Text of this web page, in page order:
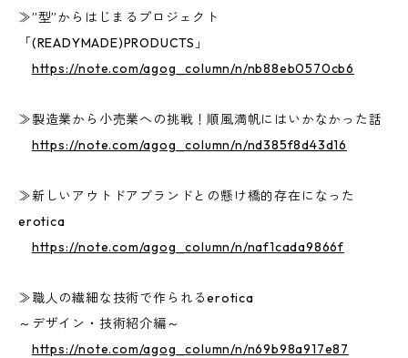
≫”型”からはじまるプロジェクト
「(READYMADE)PRODUCTS」
https://note.com/agog_column/n/nb88eb0570cb6
≫製造業から小売業への挑戦！順風満帆にはいかなかった話
https://note.com/agog_column/n/nd385f8d43d16
≫新しいアウトドアブランドとの懸け橋的存在になった
erotica
https://note.com/agog_column/n/naf1cada9866f
≫職人の繊細な技術で作られるerotica
～デザイン・技術紹介編～
https://note.com/agog_column/n/n69b98a917e87